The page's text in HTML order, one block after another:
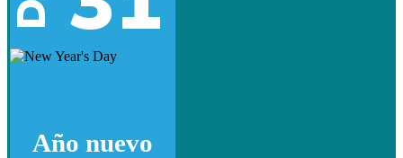
Año nuevo